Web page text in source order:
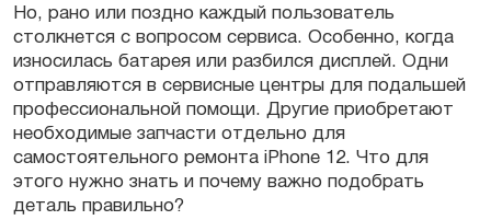
Но, рано или поздно каждый пользователь
столкнется с вопросом сервиса. Особенно, когда
износилась батарея или разбился дисплей. Одни
отправляются в сервисные центры для подальшей
профессиональной помощи. Другие приобретают
необходимые запчасти отдельно для
самостоятельного ремонта iPhone 12. Что для
этого нужно знать и почему важно подобрать
деталь правильно?